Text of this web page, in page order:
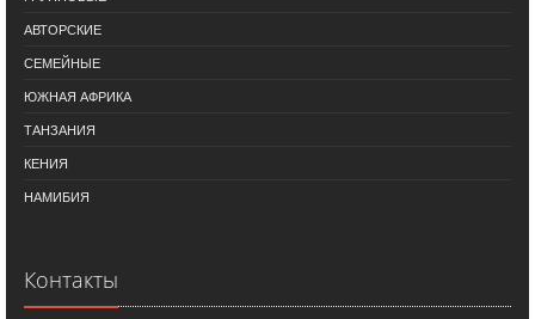
АВТОРСКИЕ
СЕМЕЙНЫЕ
ЮЖНАЯ АФРИКА
ТАНЗАНИЯ
КЕНИЯ
НАМИБИЯ
Контакты